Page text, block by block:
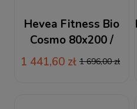
Hevea Fitness Bio
Cosmo 80x200 /
200x80 materac
wysokoelastyczny
1 441,60 zł 1 696,00 zł